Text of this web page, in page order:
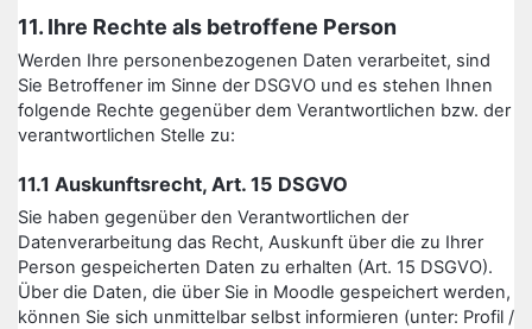
11. Ihre Rechte als betroffene Person
Werden Ihre personenbezogenen Daten verarbeitet, sind
Sie Betroffener im Sinne der DSGVO und es stehen Ihnen
folgende Rechte gegenüber dem Verantwortlichen bzw. der
verantwortlichen Stelle zu:
11.1 Auskunftsrecht, Art. 15 DSGVO
Sie haben gegenüber den Verantwortlichen der
Datenverarbeitung das Recht, Auskunft über die zu Ihrer
Person gespeicherten Daten zu erhalten (Art. 15 DSGVO).
Über die Daten, die über Sie in Moodle gespeichert werden,
können Sie sich unmittelbar selbst informieren (unter: Profil /